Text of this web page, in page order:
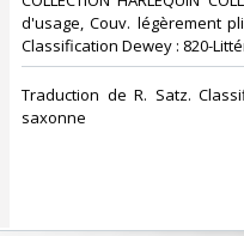
d'usage, Couv. légèrement
Classification Dewey : 820-
‎Traduction de R. Satz.
saxonne‎